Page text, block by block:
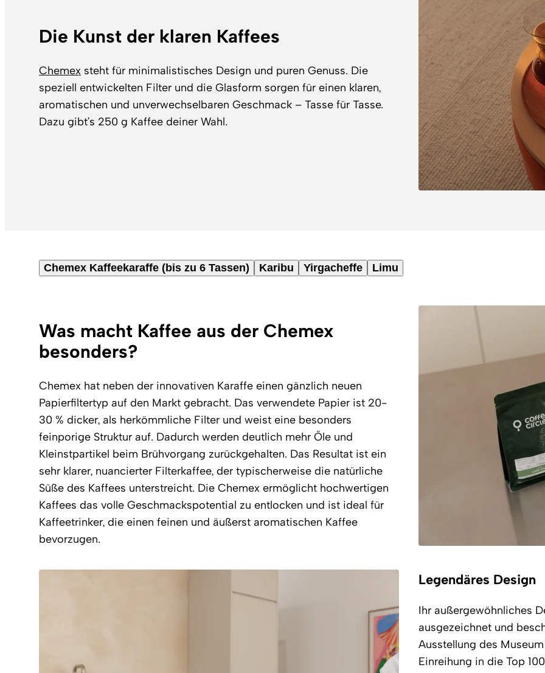
Die Kunst der klaren Kaffees
Chemex steht für minimalistisches Design und puren Genuss. Die
speziell entwickelten Filter und die Glasform sorgen für einen klaren,
aromatischen und unverwechselbaren Geschmack – Tasse für Tasse.
Dazu gibt’s 250 g Kaffee deiner Wahl.
Chemex Kaffeekaraffe (bis zu 6 Tassen) Karibu Yirgacheffe Limu
Was macht Kaffee aus der Chemex
besonders?
Chemex hat neben der innovativen Karaffe einen gänzlich neuen
Papierfiltertyp auf den Markt gebracht. Das verwendete Papier ist 20-
30 % dicker, als herkömmliche Filter und weist eine besonders
feinporige Struktur auf. Dadurch werden deutlich mehr Öle und
Kleinstpartikel beim Brühvorgang zurückgehalten. Das Resultat ist ein
sehr klarer, nuancierter Filterkaffee, der typischerweise die natürliche
Süße des Kaffees unterstreicht. Die Chemex ermöglicht hochwertigen
Kaffees das volle Geschmackspotential zu entlocken und ist ideal für
Kaffeetrinker, die einen feinen und äußerst aromatischen Kaffee
bevorzugen.
Legendäres Design
Ihr außergewöhnliches
ausgezeichnet und
Ausstellung des
Einreihung in die Top